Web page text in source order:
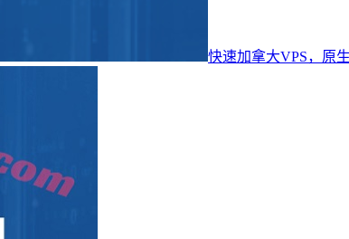
快速加拿大VPS，原